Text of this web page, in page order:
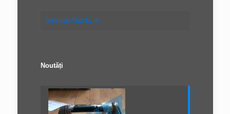
Sitemap Haintz.ro
Noutăți